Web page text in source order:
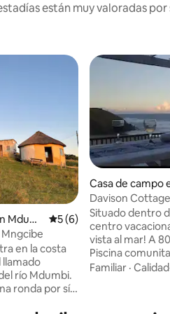
están muy valoradas
Mdum
Calificación promedio: 5
5 (6)
Mngcibe
en la costa
llamado
río Mdumbi.
ronda por sí
un baño
Casa de campo
Davison
Situado dentro
centro
vista al mar! A
Piscina
infantiles. Avistamientos diarios de
Familiar ·